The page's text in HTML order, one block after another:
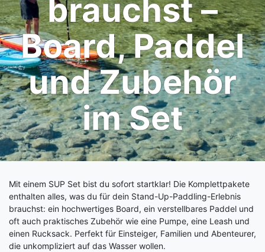
brauchst –
Board, Paddel
und Zubehör
im Set
Mit einem SUP Set bist du sofort startklar! Die Komplettpakete
enthalten alles, was du für dein Stand-Up-Paddling-Erlebnis
brauchst: ein hochwertiges Board, ein verstellbares Paddel und
oft auch praktisches Zubehör wie eine Pumpe, eine Leash und
einen Rucksack. Perfekt für Einsteiger, Familien und Abenteurer,
die unkompliziert auf das Wasser wollen.